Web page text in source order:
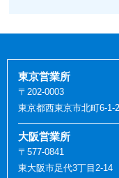
東京営業所
〒202-0003
東京都西東京市北町6-1-
大阪営業所
〒577-0841
東大阪市足代3丁目2-14